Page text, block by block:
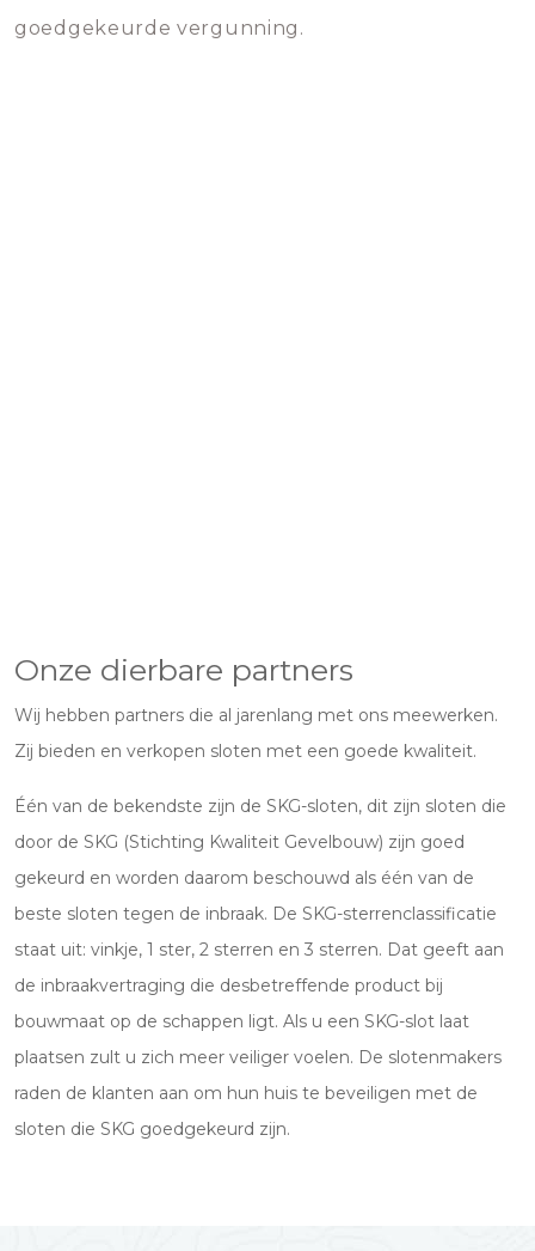
goedgekeurde vergunning.
Onze dierbare partners
Wij hebben partners die al jarenlang met ons meewerken.
Zij bieden en verkopen sloten met een goede kwaliteit.
Één van de bekendste zijn de SKG-sloten, dit zijn sloten die
door de SKG (Stichting Kwaliteit Gevelbouw) zijn goed
gekeurd en worden daarom beschouwd als één van de
beste sloten tegen de inbraak. De SKG-sterrenclassificatie
staat uit: vinkje, 1 ster, 2 sterren en 3 sterren. Dat geeft aan
de inbraakvertraging die desbetreffende product bij
bouwmaat op de schappen ligt. Als u een SKG-slot laat
plaatsen zult u zich meer veiliger voelen. De slotenmakers
raden de klanten aan om hun huis te beveiligen met de
sloten die SKG goedgekeurd zijn.